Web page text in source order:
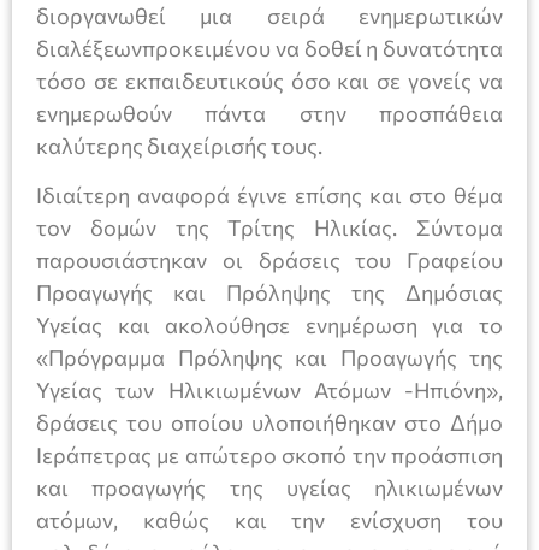
διοργανωθεί μια σειρά ενημερωτικών
διαλέξεωνπροκειμένου να δοθεί η δυνατότητα
τόσο σε εκπαιδευτικούς όσο και σε γονείς να
ενημερωθούν πάντα στην προσπάθεια
καλύτερης διαχείρισής τους.
Ιδιαίτερη αναφορά έγινε επίσης και στο θέμα
τον δομών της Τρίτης Ηλικίας. Σύντομα
παρουσιάστηκαν οι δράσεις του Γραφείου
Προαγωγής και Πρόληψης της Δημόσιας
Υγείας και ακολούθησε ενημέρωση για το
«Πρόγραμμα Πρόληψης και Προαγωγής της
Υγείας των Ηλικιωμένων Ατόμων -Ηπιόνη»,
δράσεις του οποίου υλοποιήθηκαν στο Δήμο
Ιεράπετρας με απώτερο σκοπό την προάσπιση
και προαγωγής της υγείας ηλικιωμένων
ατόμων, καθώς και την ενίσχυση του